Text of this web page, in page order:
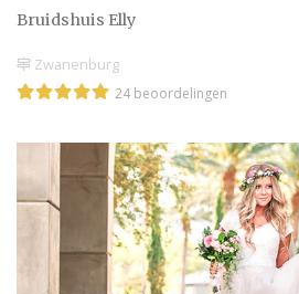
Bruidshuis Elly
Zwanenburg
24 beoordelingen